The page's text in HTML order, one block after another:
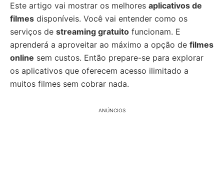
Este artigo vai mostrar os melhores aplicativos de
filmes disponíveis. Você vai entender como os
serviços de streaming gratuito funcionam. E
aprenderá a aproveitar ao máximo a opção de filmes
online sem custos. Então prepare-se para explorar
os aplicativos que oferecem acesso ilimitado a
muitos filmes sem cobrar nada.
ANÚNCIOS